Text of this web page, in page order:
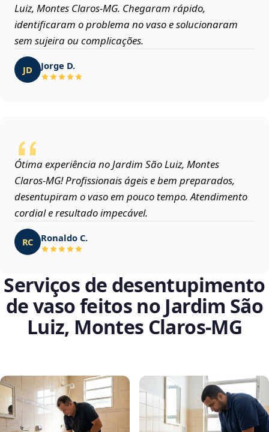
Luiz, Montes Claros‑MG. Chegaram rápido,
identificaram o problema no vaso e solucionaram
sem sujeira ou complicações.
JD Jorge D.
Ótima experiência no Jardim São Luiz, Montes
Claros‑MG! Profissionais ágeis e bem preparados,
desentupiram o vaso em pouco tempo. Atendimento
cordial e resultado impecável.
RC Ronaldo C.
Serviços de desentupimento
de vaso feitos no Jardim São
Luiz, Montes Claros‑MG